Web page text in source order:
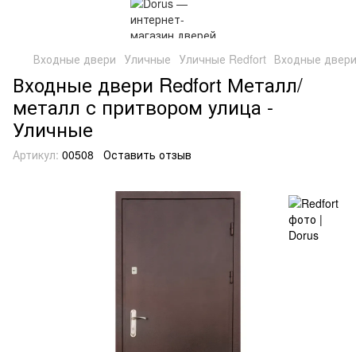
Входные двери Уличные Уличные Redfort Входные
Входные двери Redfort Металл/
металл с притвором улица -
Уличные
Артикул: 00508 Оставить отзыв